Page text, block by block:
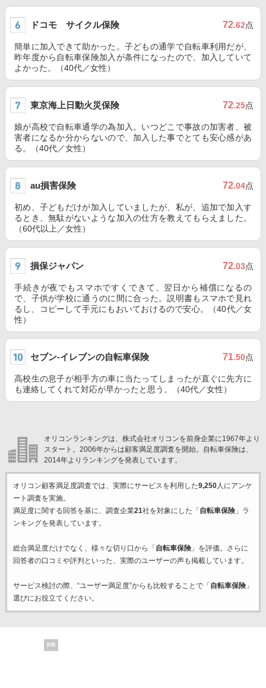
ドコモ サイクル保険 72.62点
簡単に加入できて助かった。子どもの通学で自転車利用だが、
昨年度から自転車保険加入が条件になったので、加入していて
よかった。（40代／女性）
東京海上日動火災保険 72.25点
娘が高校で自転車通学の為加入。いつどこで事故の加害者、被
害者になるか分からないので、加入した事でとても安心感があ
る。（40代／女性）
au損害保険 72.04点
初め、子どもだけが加入していましたが、私が、追加で加入す
るとき、無駄がないような加入の仕方を教えてもらえました。
（60代以上／女性）
損保ジャパン 72.03点
手続きが夜でもスマホですくできて、翌日から補償になるの
で、子供が学校に通うのに間に合った。説明書もスマホで見れ
るし、コピーして手元にもおいておけるので安心。（40代／女
性）
セブン‐イレブンの自転車保険 71.50点
高校生の息子が相手方の車に当たってしまったが直ぐに先方に
も連絡してくれて対応が早かったと思う。（40代／女性）
オリコンランキングは、株式会社オリコンを前身企業に1967年より
スタート。2006年からは顧客満足度調査を開始。自転車保険は、
2014年よりランキングを発表しています。
オリコン顧客満足度調査では、実際にサービスを利用した9,250人にアンケ
ート調査を実施。
満足度に関する回答を基に、調査企業21社を対象にした「 自転車保険」ラ
ンキングを発表しています。
総合満足度だけでなく、様々な切り口から「 自転車保険」を評価。さらに
回答者の口コミや評判といった、実際のユーザーの声も掲載しています。
サービス検討の際、“ユーザー満足度”からも比較することで「 自転車保険」
選びにお役立てください。
PR